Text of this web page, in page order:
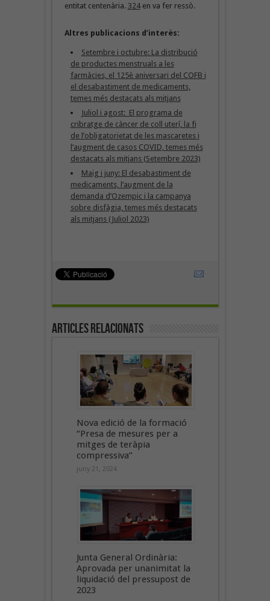
entitat centenària. 324en va fer ressò.
Altres publicacions d’interès:
Setembre i octubre: La distribució
de productes menstruals a les
farmàcies, el 125è aniversari del COFB i
el desabastiment de medicaments,
temes més destacats als mitjans
Juliol i agost: El programa de
cribratge de càncer de coll uterí, la fi
de l’obligatorietat de les mascaretes i
l’augment de casos COVID, temes més
destacats als mitjans (Setembre 2023)
Maig i juny: El desabastiment de
medicaments, l’augment de la
demanda d’Ozempic i la campanya
sobre disfàgia, temes més destacats
als mitjans (Juliol 2023)
Articles Relacionats
Nova edició de la formació
“Presa de mesures per a
mitges de teràpia
compressiva”
juny 21, 2024
Junta General Ordinària:
Aprovada per unanimitat la
liquidació del pressupost de
2023